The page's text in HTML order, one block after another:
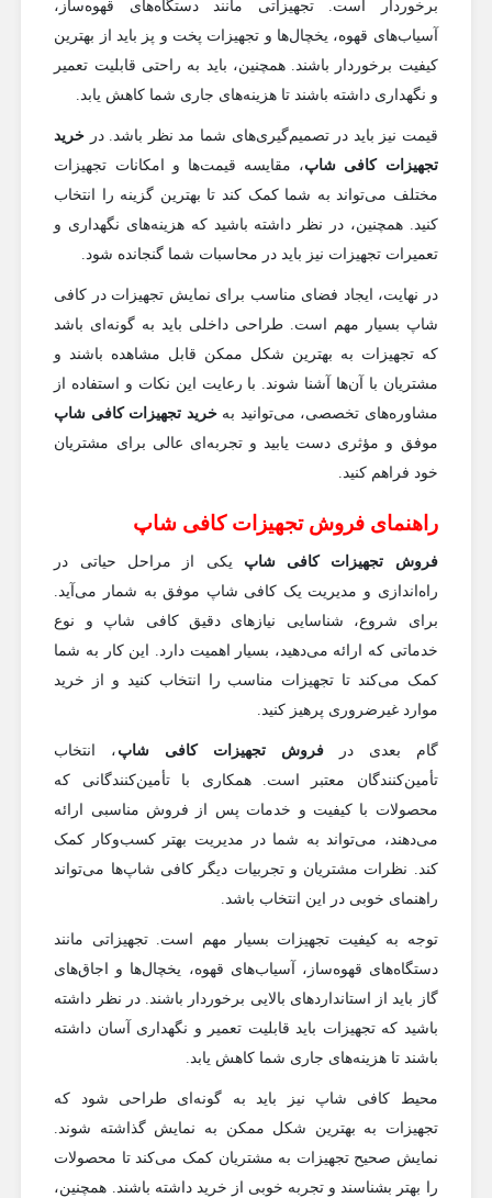
برخوردار است. تجهیزاتی مانند دستگاه‌های قهوه‌ساز،
آسیاب‌های قهوه، یخچال‌ها و تجهیزات پخت و پز باید از بهترین
کیفیت برخوردار باشند. همچنین، باید به راحتی قابلیت تعمیر
و نگهداری داشته باشند تا هزینه‌های جاری شما کاهش یابد.
قیمت نیز باید در تصمیم‌گیری‌های شما مد نظر باشد. در خرید
تجهیزات کافی شاپ، مقایسه قیمت‌ها و امکانات تجهیزات
مختلف می‌تواند به شما کمک کند تا بهترین گزینه را انتخاب
کنید. همچنین، در نظر داشته باشید که هزینه‌های نگهداری و
تعمیرات تجهیزات نیز باید در محاسبات شما گنجانده شود.
در نهایت، ایجاد فضای مناسب برای نمایش تجهیزات در کافی
شاپ بسیار مهم است. طراحی داخلی باید به گونه‌ای باشد
که تجهیزات به بهترین شکل ممکن قابل مشاهده باشند و
مشتریان با آن‌ها آشنا شوند. با رعایت این نکات و استفاده از
مشاوره‌های تخصصی، می‌توانید بهخرید تجهیزات کافی شاپ
موفق و مؤثری دست یابید و تجربه‌ای عالی برای مشتریان
خود فراهم کنید.
راهنمای فروش تجهیزات کافی شاپ
فروش تجهیزات کافی شاپیکی از مراحل حیاتی در
راه‌اندازی و مدیریت یک کافی شاپ موفق به شمار می‌آید.
برای شروع، شناسایی نیازهای دقیق کافی شاپ و نوع
خدماتی که ارائه می‌دهید، بسیار اهمیت دارد. این کار به شما
کمک می‌کند تا تجهیزات مناسب را انتخاب کنید و از خرید
موارد غیرضروری پرهیز کنید.
گام بعدی در فروش تجهیزات کافی شاپ، انتخاب
تأمین‌کنندگان معتبر است. همکاری با تأمین‌کنندگانی که
محصولات با کیفیت و خدمات پس از فروش مناسبی ارائه
می‌دهند، می‌تواند به شما در مدیریت بهتر کسب‌وکار کمک
کند. نظرات مشتریان و تجربیات دیگر کافی شاپ‌ها می‌تواند
راهنمای خوبی در این انتخاب باشد.
توجه به کیفیت تجهیزات بسیار مهم است. تجهیزاتی مانند
دستگاه‌های قهوه‌ساز، آسیاب‌های قهوه، یخچال‌ها و اجاق‌های
گاز باید از استانداردهای بالایی برخوردار باشند. در نظر داشته
باشید که تجهیزات باید قابلیت تعمیر و نگهداری آسان داشته
باشند تا هزینه‌های جاری شما کاهش یابد.
محیط کافی شاپ نیز باید به گونه‌ای طراحی شود که
تجهیزات به بهترین شکل ممکن به نمایش گذاشته شوند.
نمایش صحیح تجهیزات به مشتریان کمک می‌کند تا محصولات
را بهتر بشناسند و تجربه خوبی از خرید داشته باشند. همچنین،